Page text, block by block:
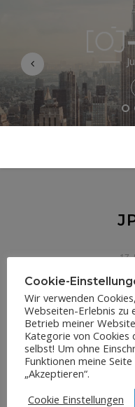
17.
Cookie-
Wir verwenden
Webseiten-Erlebnis zu
Betrieb meiner
Kategorie von Cookies
selbst! Um ohne
Funktionen meine
„Akzeptieren“.
Cookie Einstellungen